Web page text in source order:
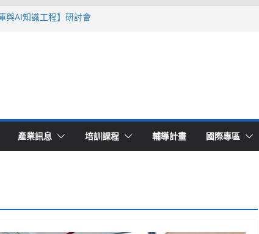
與AI知識工程】研討會
模塑智造平台」主題館
產業訊息 培訓課程 輔導計畫 國際專區